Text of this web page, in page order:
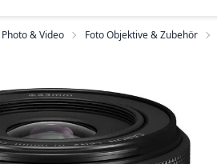
Photo & Video Foto Objektive & Zubehör